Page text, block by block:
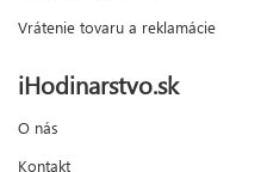
Vrátenie tovaru a reklamácie
iHodinarstvo.sk
O nás
Kontakt